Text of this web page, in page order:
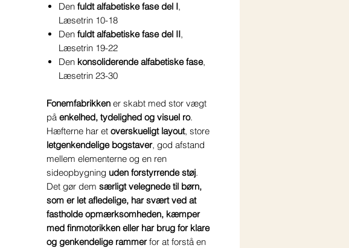
Den fuldt alfabetiske fase del I,
Læsetrin 10-18
Den fuldt alfabetiske fase del II,
Læsetrin 19-22
Den konsoliderende alfabetiske fase,
Læsetrin 23-30
Fonemfabrikkener skabt med stor vægt
på enkelhed, tydelighed og visuel ro.
Hæfterne har et overskueligt layout, store
letgenkendelige bogstaver, god afstand
mellem elementerne og en ren
sideopbygning uden forstyrrende støj.
Det gør dem særligt velegnede til børn,
som er let afledelige, har svært ved at
fastholde opmærksomheden, kæmper
med finmotorikken eller har brug for klare
og genkendelige rammerfor at forstå en